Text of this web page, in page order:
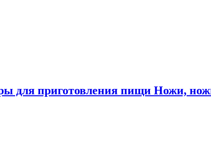
для приготовления пищи Ножи,